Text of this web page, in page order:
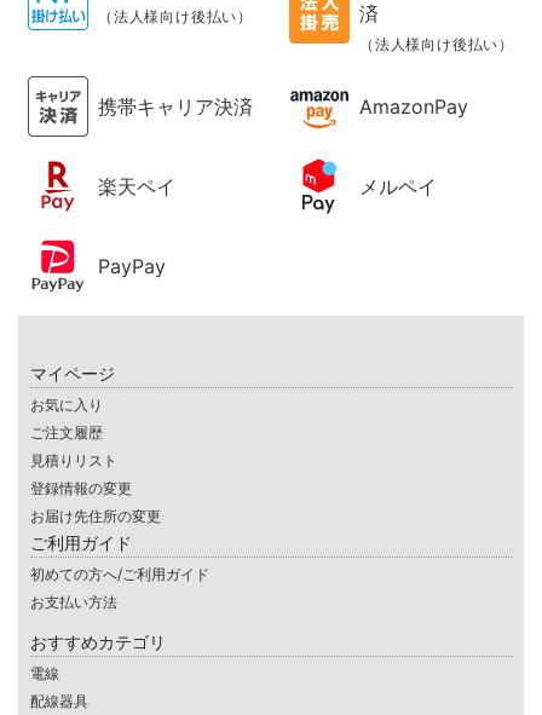
（法人様向け後払い）
済
（法人様向け後払い）
携帯キャリア決済 AmazonPay
楽天ペイ メルペイ
PayPay
マイページ
お気に入り
ご注文履歴
見積りリスト
登録情報の変更
お届け先住所の変更
ご利用ガイド
初めての方へ/ご利用ガイド
お支払い方法
おすすめカテゴリ
電線
配線器具